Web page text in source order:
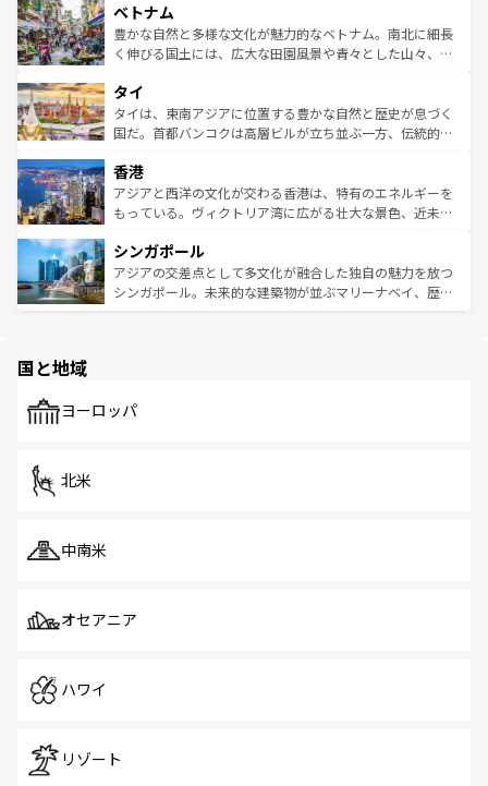
参照してほしい。
容にもいいと評判のスイーツなど、バラエティ豊かな料理
が味わえる。 なお、新着の台湾情報は コンテンツ一覧を参
照してほしい。
き、地方に足を延ばせば四季折々の自然美を楽しむことが
できる。そして、キムチや焼肉、絶品のストリートフード
まで、さまざまな韓国料理が待っている。夜には、韓国な
リティに包まれながら、韓国の多彩な魅力を心ゆくまで味
わってみてほしい。 なお、新着の韓国情報はコンテンツ一
覧を参照してほしい。
ベトナム
豊かな自然と多様な文化が魅力的なベトナム。南北に細長
く伸びる国土には、広大な田園風景や青々とした山々、世
急速な発展と共に伝統が息づく。ハノイの古い町並みやホ
ーチミン市のフランス統治時代の建物も、独特の雰囲気を
醸し出している。また、バラエティの豊かさとおいしさで
とつ。フォーやバインミー、ベトナムコーヒーなどは、ぜ
ひ現地で味わいたい。どの地域を訪れてもあたたかい人々
が旅行者を迎えてくれるので、きっと忘れられない旅にな
参照してほしい。
タイ
タイは、東南アジアに位置する豊かな自然と歴史が息づく
国だ。首都バンコクは高層ビルが立ち並ぶ一方、伝統的な
の活気が交差している。北部ではチェンマイなどの山岳地
帯で自然と触れ合い、南部ではプーケットやクラビの美し
いビーチでリゾート気分を楽しむことができる。タイ料理
激する。気候は一年中温暖で、どの季節にも異なる楽しみ
が待っている。親しみやすいタイの人々、仏教を中心とし
た文化、そして多様な観光資源が、訪れる旅人を魅了し続
香港
アジアと西洋の文化が交わる香港は、特有のエネルギーを
もっている。ヴィクトリア湾に広がる壮大な景色、近未来
み、どこを訪れても感動するはず。観光スポットが密集し
ており、効率よく見どころを回れるのも魅力。息をのむよ
うな絶景から文化的な体験まで、香港を存分に楽しみ尽く
シンガポール
アジアの交差点として多文化が融合した独自の魅力を放つ
シンガポール。未来的な建築物が並ぶマリーナベイ、歴史
で、ホーカーズは地元の風情を楽しめる外せないスポット
国と地域
ヨーロッパ
北米
中南米
オセアニア
ハワイ
リゾート